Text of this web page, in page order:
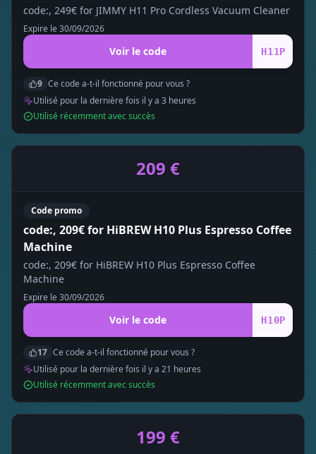
code:, 249€ for JIMMY H11 Pro Cordless Vacuum Cleaner
Expire le 30/09/2026
Voir le code H11P
9 Ce code a-t-il fonctionné pour vous ?
Utilisé pour la dernière fois il y a 3 heures
Utilisé récemment avec succès
209 €
Code promo
code:, 209€ for HiBREW H10 Plus Espresso Coffee
Machine
code:, 209€ for HiBREW H10 Plus Espresso Coffee
Machine
Expire le 30/09/2026
Voir le code H10P
17 Ce code a-t-il fonctionné pour vous ?
Utilisé pour la dernière fois il y a 21 heures
Utilisé récemment avec succès
199 €